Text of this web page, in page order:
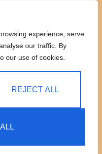
experience, serve
our traffic. By
our use of cookies.
REJECT ALL